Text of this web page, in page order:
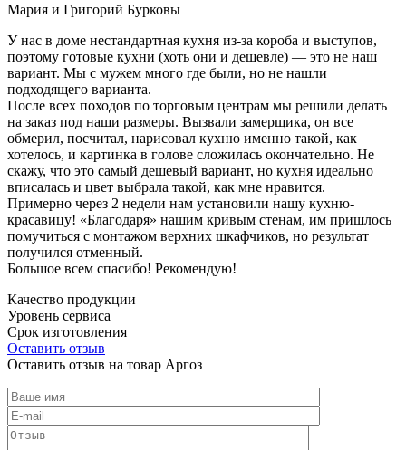
Мария и Григорий Бурковы
У нас в доме нестандартная кухня из-за короба и выступов,
поэтому готовые кухни (хоть они и дешевле) — это не наш
вариант. Мы с мужем много где были, но не нашли
подходящего варианта.
После всех походов по торговым центрам мы решили делать
на заказ под наши размеры. Вызвали замерщика, он все
обмерил, посчитал, нарисовал кухню именно такой, как
хотелось, и картинка в голове сложилась окончательно. Не
скажу, что это самый дешевый вариант, но кухня идеально
вписалась и цвет выбрала такой, как мне нравится.
Примерно через 2 недели нам установили нашу кухню-
красавицу! «Благодаря» нашим кривым стенам, им пришлось
помучиться с монтажом верхних шкафчиков, но результат
получился отменный.
Большое всем спасибо! Рекомендую!
Качество продукции
Уровень сервиса
Срок изготовления
Оставить отзыв
Оставить отзыв на товар Аргоз